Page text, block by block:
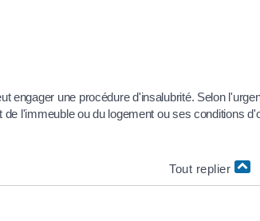
engager une procédure d'insalubrité. Selon
l'immeuble ou du logement ou ses conditions
Tout replier